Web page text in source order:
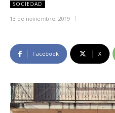
SOCIEDAD
13 de noviembre, 2019
Facebook X